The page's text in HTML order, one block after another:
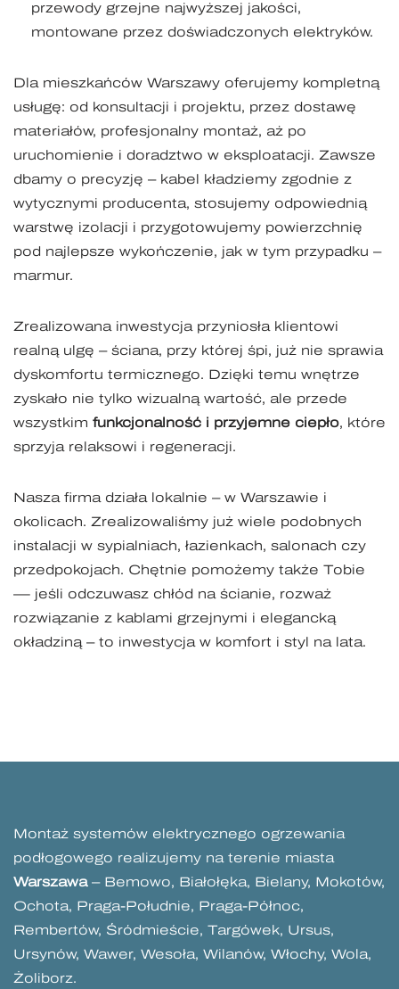
przewody grzejne najwyższej jakości,
montowane przez doświadczonych elektryków.
Dla mieszkańców Warszawy oferujemy kompletną
usługę: od konsultacji i projektu, przez dostawę
materiałów, profesjonalny montaż, aż po
uruchomienie i doradztwo w eksploatacji. Zawsze
dbamy o precyzję – kabel kładziemy zgodnie z
wytycznymi producenta, stosujemy odpowiednią
warstwę izolacji i przygotowujemy powierzchnię
pod najlepsze wykończenie, jak w tym przypadku –
marmur.
Zrealizowana inwestycja przyniosła klientowi
realną ulgę – ściana, przy której śpi, już nie sprawia
dyskomfortu termicznego. Dzięki temu wnętrze
zyskało nie tylko wizualną wartość, ale przede
wszystkim funkcjonalność i przyjemne ciepło, które
sprzyja relaksowi i regeneracji.
Nasza firma działa lokalnie – w Warszawie i
okolicach. Zrealizowaliśmy już wiele podobnych
instalacji w sypialniach, łazienkach, salonach czy
przedpokojach. Chętnie pomożemy także Tobie
— jeśli odczuwasz chłód na ścianie, rozważ
rozwiązanie z kablami grzejnymi i elegancką
okładziną – to inwestycja w komfort i styl na lata.
Montaż systemów elektrycznego ogrzewania
podłogowego realizujemy na terenie miasta
Warszawa– Bemowo, Białołęka, Bielany, Mokotów,
Ochota, Praga-Południe, Praga-Północ,
Rembertów, Śródmieście, Targówek, Ursus,
Ursynów, Wawer, Wesoła, Wilanów, Włochy, Wola,
Żoliborz.